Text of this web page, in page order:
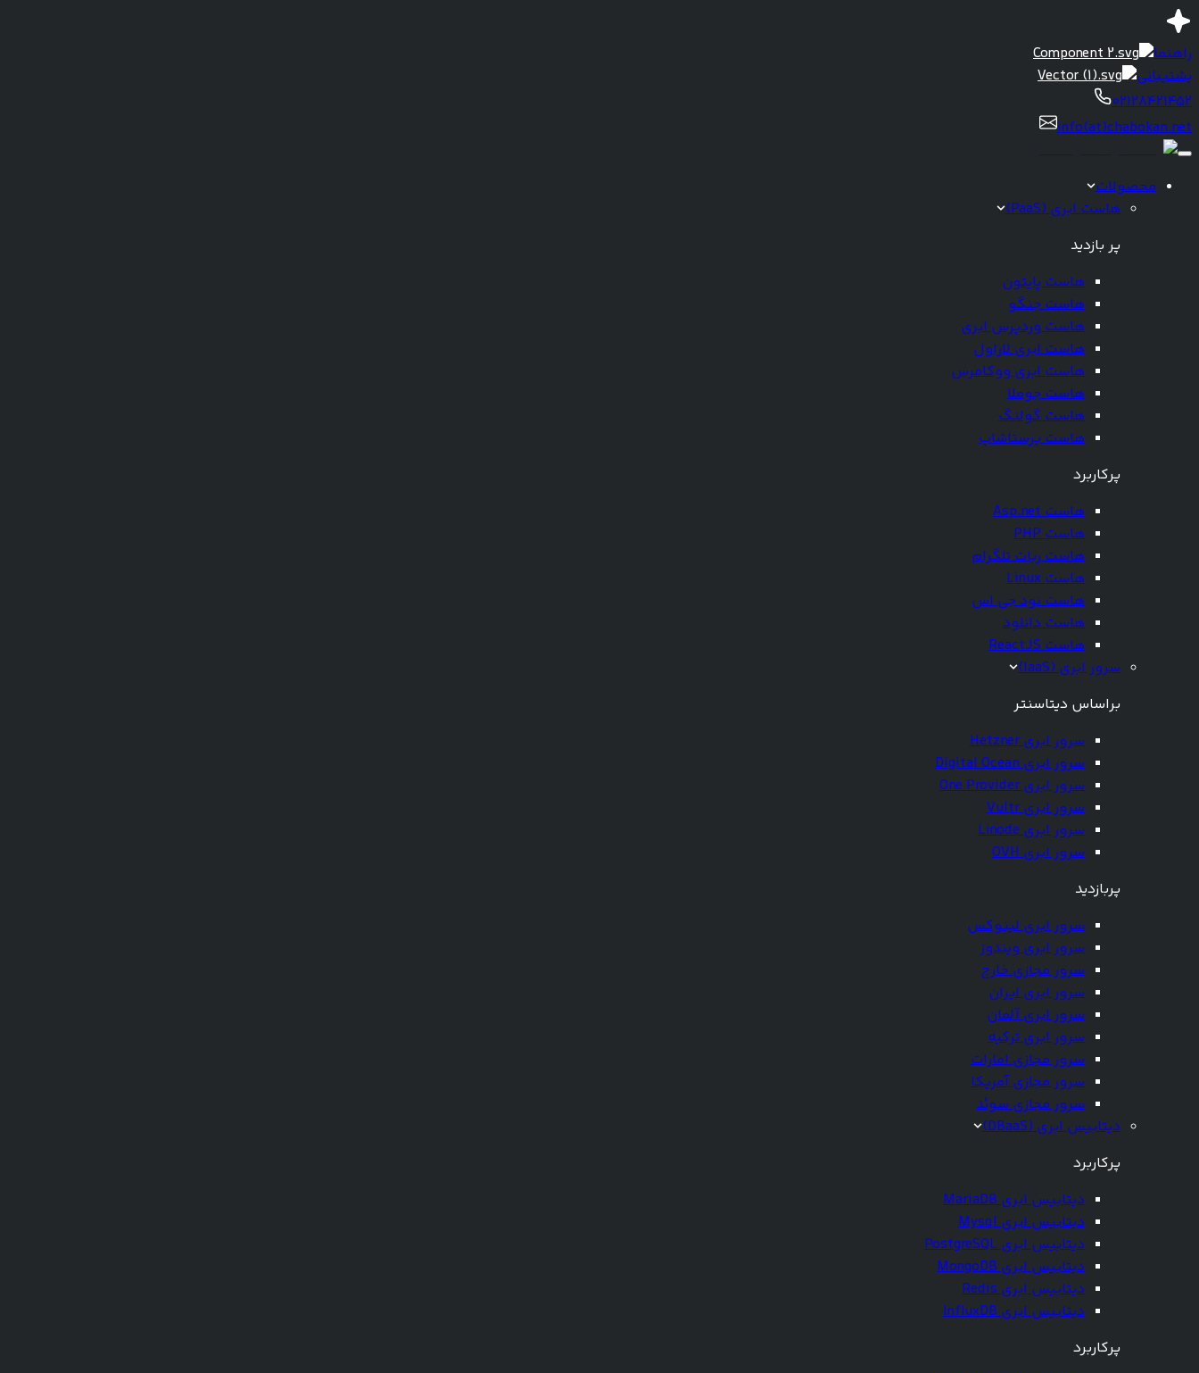
راهنما
پشتیبانی
02128421452
info(at)chabokan.net
محصولات
هاست ابری (PaaS)
پر بازدید
هاست پایتون
هاست جنگو
هاست وردپرس ابری
هاست ابری لاراول
هاست ابری ووکامرس
هاست جوملا
هاست گولنگ
هاست پرستاشاپ
پرکاربرد
هاست Asp.net
هاست PHP
هاست ربات تلگرام
هاست Linux
هاست نود جی اس
هاست دانلود
هاست ReactJS
سرور ابری (IaaS)
براساس دیتاسنتر
سرور ابری Hetzner
سرور ابری Digital Ocean
سرور ابری One Provider
سرور ابری Vultr
سرور ابری Linode
سرور ابری OVH
پربازدید
سرور ابری لینوکس
سرور ابری ویندوز
سرور مجازی خارج
سرور ابری ایران
سرور ابری آلمان
سرور ابری ترکیه
سرور مجازی امارات
سرور مجازی آمریکا
سرور مجازی سوئد
دیتابیس ابری (DBaaS)
پرکاربرد
دیتابیس ابری MariaDB
دیتابیس ابری Mysql
دیتابیس ابری PostgreSQL
دیتابیس ابری MongoDB
دیتابیس ابری Redis
دیتابیس ابری InfluxDB
پرکاربرد